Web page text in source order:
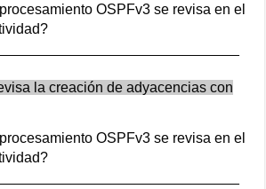
OSPFv3 se revisa en el
la creación de adyacencias con
OSPFv3 se revisa en el